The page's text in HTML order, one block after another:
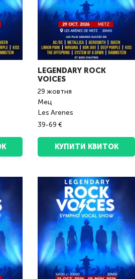
LEGENDARY ROCK
VOICES
29 жовтня
Мец
Les Arenes
39-69 €
КУПИТИ КВИТОК